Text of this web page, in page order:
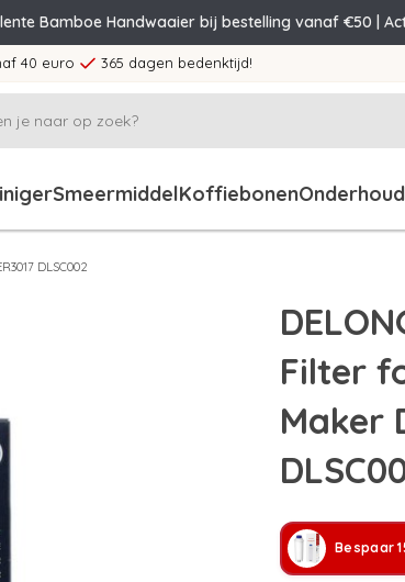
Bamboe Handwaaier bij bestelling vanaf €50 |
40 euro 365 dagen bedenktijd!
SmeermiddelKoffiebonenOnderhoud
DLSC002
Filter
Maker
Bespaar